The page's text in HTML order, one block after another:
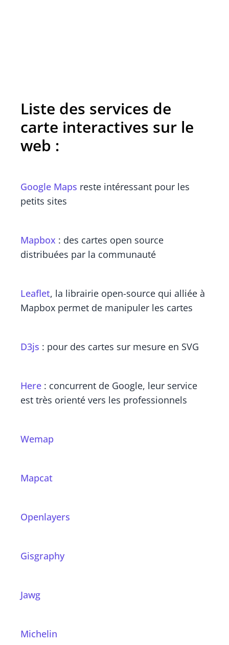
Liste des services de
carte interactives sur le
web :
Google Maps reste intéressant pour les
petits sites
Mapbox : des cartes open source
distribuées par la communauté
Leaflet, la librairie open-source qui alliée à
Mapbox permet de manipuler les cartes
D3js : pour des cartes sur mesure en SVG
Here : concurrent de Google, leur service
est très orienté vers les professionnels
Wemap
Mapcat
Openlayers
Gisgraphy
Jawg
Michelin